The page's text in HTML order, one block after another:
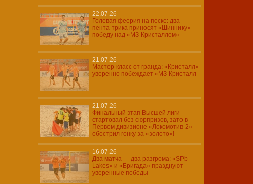
22.07.26
Голевая феерия на песке: два
пента-трика приносят «Шиннику»
победу над «МЗ-Кристаллом»
21.07.26
Мастер-класс от гранда: «Кристалл»
уверенно побеждает «МЗ-Кристалл
21.07.26
Финальный этап Высшей лиги
стартовал без сюрпризов, зато в
Первом дивизионе «Локомотив-2»
обострил гонку за «золото»!
16.07.26
Два матча — два разгрома: «SPb
Lakes» и «Бригада» празднуют
уверенные победы